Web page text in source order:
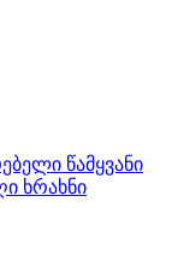
წამყვანი
ხრახნი